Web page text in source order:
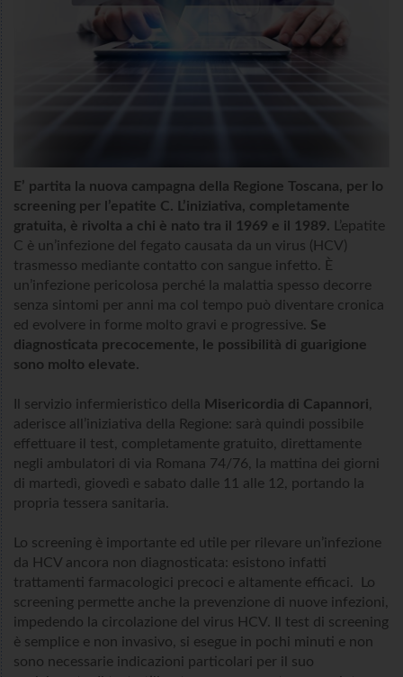
E’ partita la nuova campagna della Regione Toscana, per lo
screening per l’epatite C. L’iniziativa, completamente
gratuita, è rivolta a chi è nato tra il 1969 e il 1989. L’epatite
C è un’infezione del fegato causata da un virus (HCV)
trasmesso mediante contatto con sangue infetto. È
un’infezione pericolosa perché la malattia spesso decorre
senza sintomi per anni ma col tempo può diventare cronica
ed evolvere in forme molto gravi e progressive. Se
diagnosticata precocemente, le possibilità di guarigione
sono molto elevate.
Il servizio infermieristico della Misericordia di Capannori,
aderisce all’iniziativa della Regione: sarà quindi possibile
effettuare il test, completamente gratuito, direttamente
negli ambulatori di via Romana 74/76, la mattina dei giorni
di martedì, giovedì e sabato dalle 11 alle 12, portando la
propria tessera sanitaria.
Lo screening è importante ed utile per rilevare un’infezione
da HCV ancora non diagnosticata: esistono infatti
trattamenti farmacologici precoci e altamente efficaci. Lo
screening permette anche la prevenzione di nuove infezioni,
impedendo la circolazione del virus HCV. Il test di screening
è semplice e non invasivo, si esegue in pochi minuti e non
sono necessarie indicazioni particolari per il suo